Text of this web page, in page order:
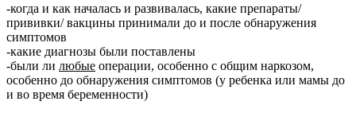
-когда и как началась и развивалась, какие препараты/
прививки/ вакцины принимали до и после обнаружения
симптомов
-какие диагнозы были поставлены
-были ли любые операции, особенно с общим наркозом,
особенно до обнаружения симптомов (у ребенка или мамы до
и во время беременности)